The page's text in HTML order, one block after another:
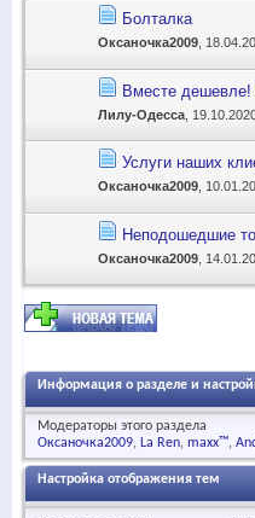
Болталка
Оксаночка2009 ,
Вместе дешевле!
Лилу-Одесса ,
Услуги наших
Оксаночка2009 ,
Неподошедшие
Оксаночка2009 ,
Информация о разделе и
Модераторы этого раздела
Оксаночка2009 La Ren maxx™
Настройка отображения тем